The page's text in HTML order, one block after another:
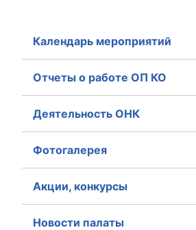
Календарь мероприятий
Отчеты о работе ОП КО
Деятельность ОНК
Фотогалерея
Акции, конкурсы
Новости палаты